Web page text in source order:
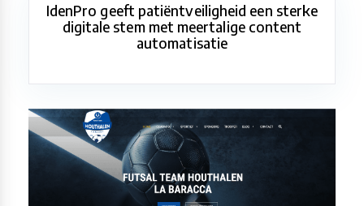
IdenPro geeft patiëntveiligheid een sterke
digitale stem met meertalige content
automatisatie